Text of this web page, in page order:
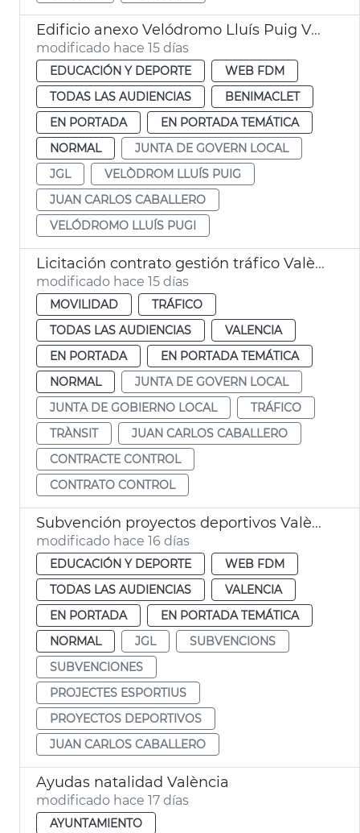
Edificio anexo Velódromo Lluís Puig València
modificado hace 15 días
EDUCACIÓN Y DEPORTE
WEB FDM
TODAS LAS AUDIENCIAS
BENIMACLET
EN PORTADA
EN PORTADA TEMÁTICA
NORMAL
JUNTA DE GOVERN LOCAL
JGL
VELÒDROM LLUÍS PUIG
JUAN CARLOS CABALLERO
VELÓDROMO LLUÍS PUGI
Licitación contrato gestión tráfico València
modificado hace 15 días
MOVILIDAD
TRÁFICO
TODAS LAS AUDIENCIAS
VALENCIA
EN PORTADA
EN PORTADA TEMÁTICA
NORMAL
JUNTA DE GOVERN LOCAL
JUNTA DE GOBIERNO LOCAL
TRÁFICO
TRÀNSIT
JUAN CARLOS CABALLERO
CONTRACTE CONTROL
CONTRATO CONTROL
Subvención proyectos deportivos València
modificado hace 16 días
EDUCACIÓN Y DEPORTE
WEB FDM
TODAS LAS AUDIENCIAS
VALENCIA
EN PORTADA
EN PORTADA TEMÁTICA
NORMAL
JGL
SUBVENCIONS
SUBVENCIONES
PROJECTES ESPORTIUS
PROYECTOS DEPORTIVOS
JUAN CARLOS CABALLERO
Ayudas natalidad València
modificado hace 17 días
AYUNTAMIENTO